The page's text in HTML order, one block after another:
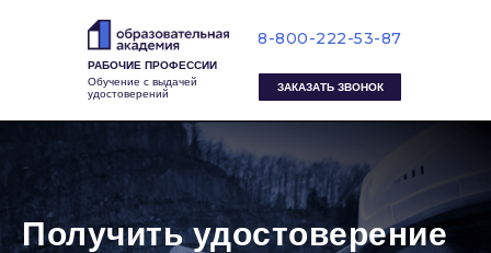
ЗАКАЗАТЬ ЗВОНОК
8-800-222-53-87
РАБОЧИЕ ПРОФЕССИИ
Обучение с выдачей
удостоверений
Получить удостоверение